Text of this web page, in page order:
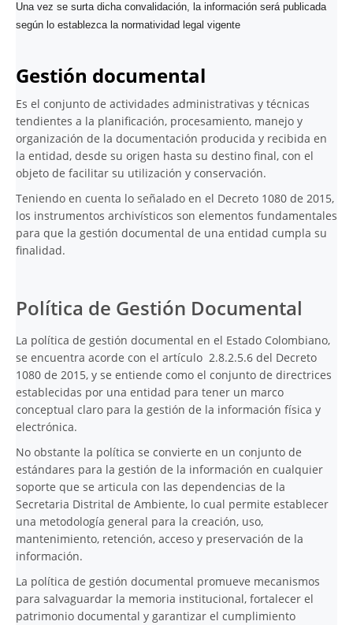
Una vez se surta dicha convalidación, la información será publicada
según lo establezca la normatividad legal vigente
Gestión documental
Es el conjunto de actividades administrativas y técnicas
tendientes a la planificación, procesamiento, manejo y
organización de la documentación producida y recibida en
la entidad, desde su origen hasta su destino final, con el
objeto de facilitar su utilización y conservación.
Teniendo en cuenta lo señalado en el Decreto 1080 de 2015,
los instrumentos archivísticos son elementos fundamentales
para que la gestión documental de una entidad cumpla su
finalidad.
Política de Gestión Documental
La política de gestión documental en el Estado Colombiano,
se encuentra acorde con el artículo 2.8.2.5.6 del Decreto
1080 de 2015, y se entiende como el conjunto de directrices
establecidas por una entidad para tener un marco
conceptual claro para la gestión de la información física y
electrónica.
No obstante la política se convierte en un conjunto de
estándares para la gestión de la información en cualquier
soporte que se articula con las dependencias de la
Secretaria Distrital de Ambiente, lo cual permite establecer
una metodología general para la creación, uso,
mantenimiento, retención, acceso y preservación de la
información.
La política de gestión documental promueve mecanismos
para salvaguardar la memoria institucional, fortalecer el
patrimonio documental y garantizar el cumplimiento